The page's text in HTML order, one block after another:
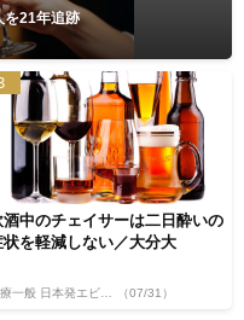
を21年追跡
酒中のチェイサーは二日酔いの
状を軽減しない／大分大
医療一般 日本発エビデンス （07/31）